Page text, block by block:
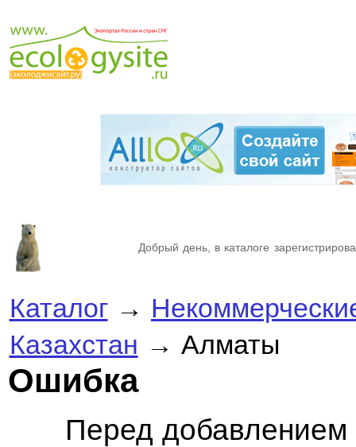
Добрый день, в каталоге
Каталог→
Казахстан → Алматы
Ошибка
Перед добавлением